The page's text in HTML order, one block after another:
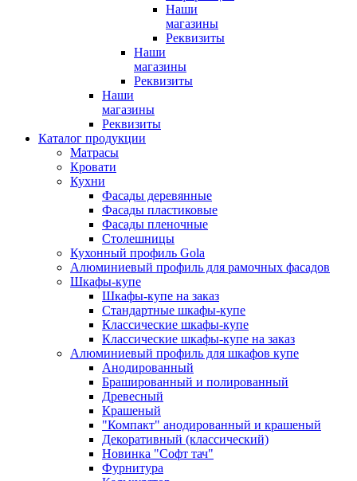
Наши
магазины
Реквизиты
Наши
магазины
Реквизиты
Наши
магазины
Реквизиты
Каталог продукции
Матрасы
Кровати
Кухни
Фасады деревянные
Фасады пластиковые
Фасады пленочные
Столешницы
Кухонный профиль Gola
Алюминиевый профиль для рамочных фасадов
Шкафы-купе
Шкафы-купе на заказ
Стандартные шкафы-купе
Классические шкафы-купе
Классические шкафы-купе на заказ
Алюминиевый профиль для шкафов купе
Анодированный
Брашированный и полированный
Древесный
Крашеный
"Компакт" анодированный и крашеный
Декоративный (классический)
Новинка "Софт тач"
Фурнитура